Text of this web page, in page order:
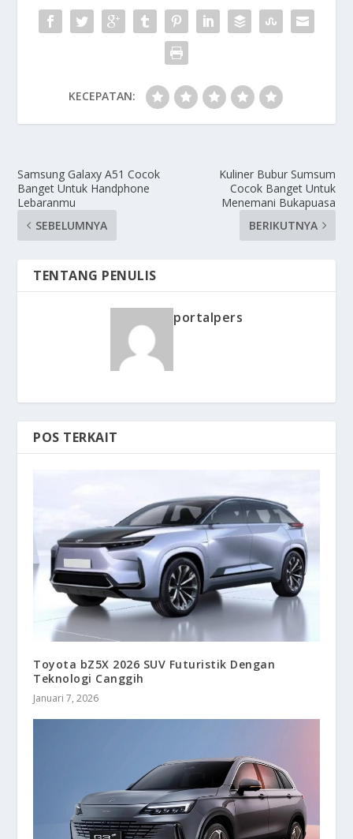
KECEPATAN:
Samsung Galaxy A51 Cocok
Banget Untuk Handphone
Lebaranmu
SEBELUMNYA
Kuliner Bubur Sumsum
Cocok Banget Untuk
Menemani Bukapuasa
BERIKUTNYA
TENTANG PENULIS
portalpers
POS TERKAIT
Toyota bZ5X 2026 SUV Futuristik Dengan
Teknologi Canggih
Januari 7, 2026